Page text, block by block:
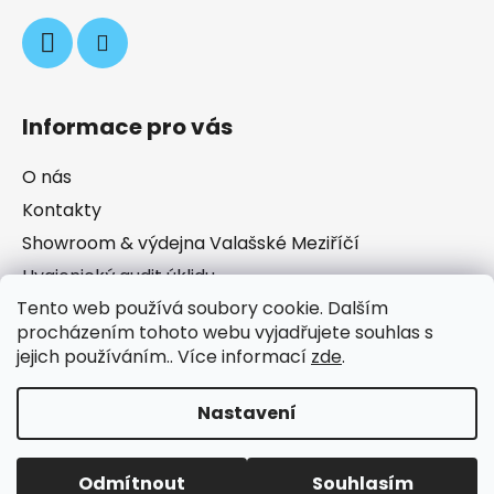
Tento web používá soubory cookie. Dalším
procházením tohoto webu vyjadřujete souhlas s
jejich používáním.. Více informací zde.
Nastavení
Odmítnout Souhlasím
Zřídili jsme pro Vás novou kategorii PŮJČOVNA (pro
připravujeme!
Informace pro vás
O nás
Kontakty
Showroom & výdejna Valašské Meziříčí
Hygienický audit úklidu
Obchodní podmínky
Podmínky ochrany osobních údajů
Prodávané značky
Vytvořil Shoptet
Copyright 2026Hvězda úklidu. Všechna práva